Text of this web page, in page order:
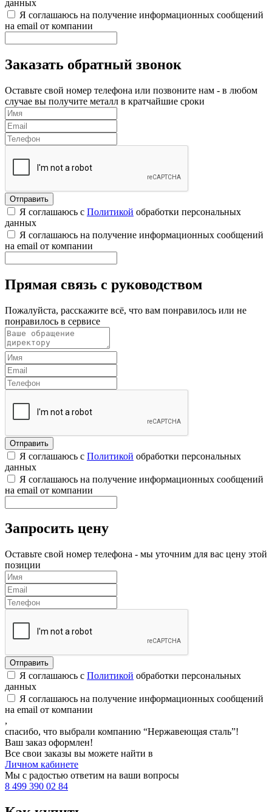
данных
Я соглашаюсь на получение информационных сообщений
на email от компании
Заказать обратный звонок
Оставьте свой номер телефона или позвоните нам - в любом
случае вы получите металл в кратчайшие сроки
Я соглашаюсь с Политикой обработки персональных
данных
Я соглашаюсь на получение информационных сообщений
на email от компании
Прямая связь с руководством
Пожалуйста, расскажите всё, что вам понравилось или не
понравилось в сервисе
Я соглашаюсь с Политикой обработки персональных
данных
Я соглашаюсь на получение информационных сообщений
на email от компании
Запросить цену
Оставьте свой номер телефона - мы уточним для вас цену этой
позиции
Я соглашаюсь с Политикой обработки персональных
данных
Я соглашаюсь на получение информационных сообщений
на email от компании
,
спасибо, что выбрали компанию “Нержавеющая сталь”!
Ваш заказ оформлен!
Все свои заказы вы можете найти в
Личном кабинете
Мы с радостью ответим на ваши вопросы
8 499 390 02 84